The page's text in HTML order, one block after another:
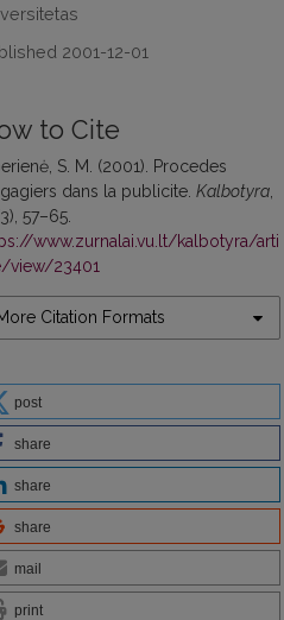
2001-12-01
to Cite
S. M. (2001). Procedes
dans la publicite. Kalbotyra
57–65.
www.zurnalai.vu.lt/kalbotyra/arti
view/23401
Citation Formats
post
share
share
share
mail
print